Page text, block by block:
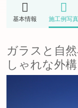
基本情報 施工例写真
ガラスと自
しゃれな外構